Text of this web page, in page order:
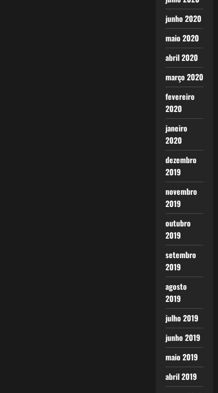
junho 2020
maio 2020
abril 2020
março 2020
fevereiro
2020
janeiro
2020
dezembro
2019
novembro
2019
outubro
2019
setembro
2019
agosto
2019
julho 2019
junho 2019
maio 2019
abril 2019